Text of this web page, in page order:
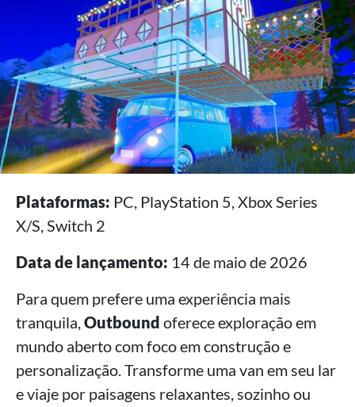
Plataformas: PC, PlayStation 5, Xbox Series
X/S, Switch 2
Data de lançamento: 14 de maio de 2026
Para quem prefere uma experiência mais
tranquila,Outbound oferece exploração em
mundo aberto com foco em construção e
personalização. Transforme uma van em seu lar
e viaje por paisagens relaxantes, sozinho ou